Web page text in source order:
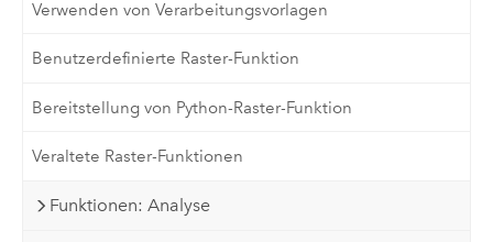
Verwenden von Verarbeitungsvorlagen
Benutzerdefinierte Raster-Funktion
Bereitstellung von Python-Raster-Funktion
Veraltete Raster-Funktionen
Funktionen: Analyse